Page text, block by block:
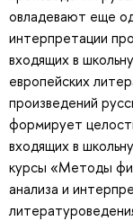
овладевают еще
интерпретации
входящих в
европейских
произведений
формирует
входящих в
курсы «Методы
анализа и